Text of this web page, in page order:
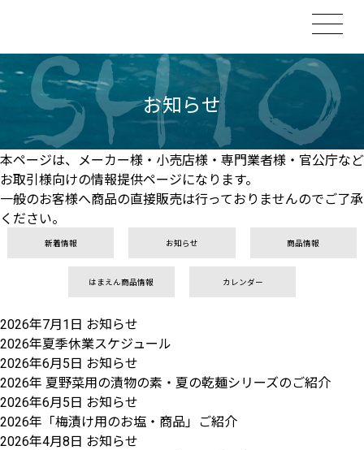
お知らせ
本ページは、メーカー様・小売店様・専門業者様・官公庁など
お取引様向けの情報提供ページになります。
一般のお客様へ商品の直接販売は行っておりませんのでご了承
ください。
新着情報 お知らせ 商品情報
はまえん商品情報 カレンダー
2026年7月1日 お知らせ
2026年夏季休業スケジュール
2026年6月5日 お知らせ
2026年 夏野菜用の漬物の素・夏の乾麺シリーズのご紹介
2026年6月5日 お知らせ
2026年「梅漬け用のお塩・商品」ご紹介
2026年4月8日 お知らせ